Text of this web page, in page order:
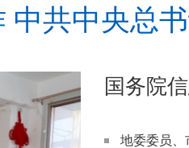
中共中央总
国务院